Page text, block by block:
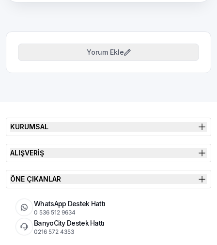
Yorum Ekle
KURUMSAL
ALIŞVERİŞ
ÖNE ÇIKANLAR
WhatsApp Destek Hattı
0 536 512 9634
BanyoCity Destek Hattı
0216 572 4353